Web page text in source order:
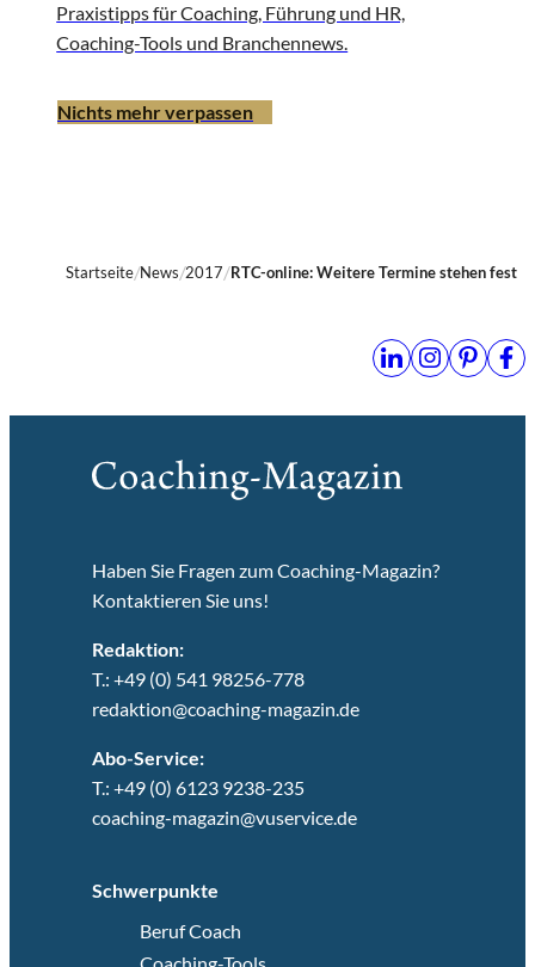
Praxistipps für Coaching, Führung und HR,
Coaching-Tools und Branchennews.
Nichts mehr verpassen
Startseite News 2017 RTC-online: Weitere Termine stehen fest
Haben Sie Fragen zum Coaching-Magazin?
Kontaktieren Sie uns!
Redaktion:
T.: +49 (0) 541 98256-778
redaktion@coaching-magazin.de
Abo-Service:
T.: +49 (0) 6123 9238-235
coaching-magazin@vuservice.de
Schwerpunkte
Beruf Coach